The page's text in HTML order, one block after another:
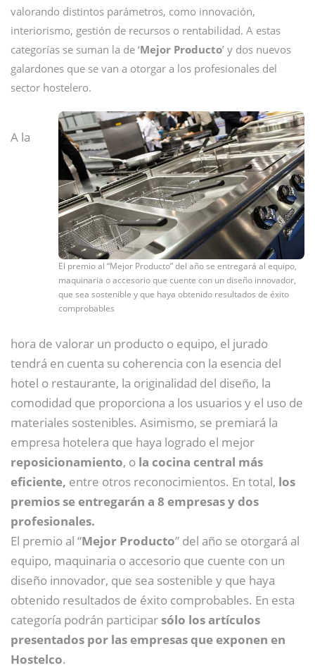
valorando distintos parámetros, como innovación,
interiorismo, gestión de recursos o rentabilidad. A estas
categorías se suman la de ‘Mejor Producto’ y dos nuevos
galardones que se van a otorgar a los profesionales del
sector hostelero.
El premio al “Mejor Producto” del año se entregará al equipo,
maquinaria o accesorio que cuente con un diseño innovador,
que sea sostenible y que haya obtenido resultados de éxito
comprobables
A la
hora de valorar un producto o equipo, el jurado
tendrá en cuenta su coherencia con la esencia del
hotel o restaurante, la originalidad del diseño, la
comodidad que proporciona a los usuarios y el uso de
materiales sostenibles. Asimismo, se premiará la
empresa hotelera que haya logrado el mejor
reposicionamiento, o la cocina central más
eficiente, entre otros reconocimientos. En total, los
premios se entregarán a 8 empresas y dos
profesionales.
El premio al “Mejor Producto” del año se otorgará al
equipo, maquinaria o accesorio que cuente con un
diseño innovador, que sea sostenible y que haya
obtenido resultados de éxito comprobables. En esta
categoría podrán participarsólo los artículos
presentados por las empresas que exponen en
Hostelco.